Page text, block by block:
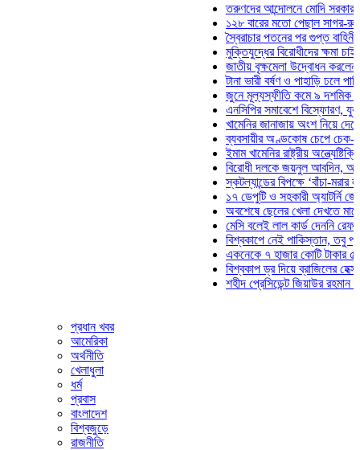
তরুণদের আন্দোলনে মোদি সরকার দুর্বল
১২৮ বারের মতো পেছাল সাগর-রুনি
স্বৈরাচার পতনের পর গুপ্ত বাহিনীর
মুক্তিযুদ্ধের বিরোধীদের ক্ষমা চাইতে
জাতীয় বৃক্ষমেলা উদ্বোধন করলেন
টানা ভারী বর্ষণ ও পাহাড়ি ঢলে পানিবন্দি
জুনে মূল্যস্ফীতি কমে ৯ দশমিক ১৬
এনসিপির সমাবেশে বিস্ফোরণ, যুবলীগের
খামেনির জানাজায় অংশ নিয়ে দেশে
ব্যবসায়ীর অণ্ডকোষ চেপে চেক-স্ট্যাম্পে
ইমাম খামেনির রাষ্ট্রীয় অন্ত্যেষ্টিক্রিয়ায়
বিরোধী দলকে জয়নুল আবদিন, আপনারা
স্কটল্যান্ডের বিপক্ষে ‘বাঁচা-মরার
১৭ ডেপুটি ও সহকারী অ্যাটর্নি
অবশেষে ছেলের খেলা দেখতে মাঠে
মেসি বলেই লাল কার্ড দেননি রেফারি!
বিশ্বকাপে নেই পাকিস্তান, তবু প্রতিটি
একনেকে ৭ হাজার কোটি টাকার ৫
বিশ্বকাপ ড্র দিয়ে ব্রাজিলের হেক্সা মিশন
শহীদ প্রেসিডেন্ট জিয়াউর রহমান
প্রধান খবর
আমেরিকা
অর্থনীতি
খেলাধুলা
ধর্ম
প্রবাস
বাংলাদেশ
বিশ্বজুড়ে
রাজনীতি